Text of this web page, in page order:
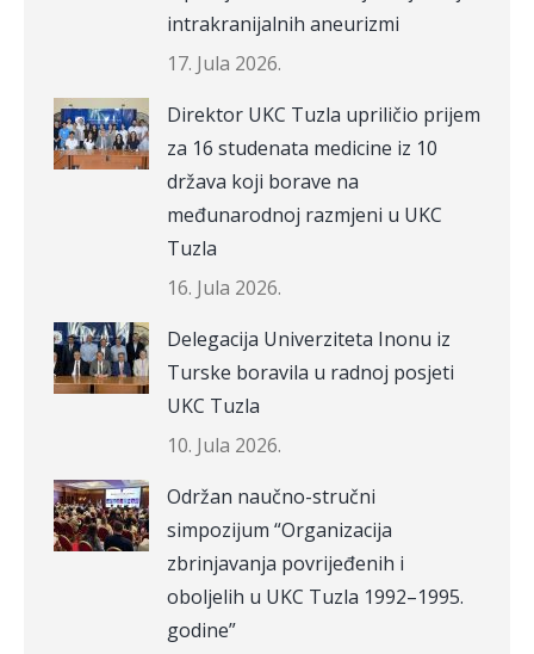
intrakranijalnih aneurizmi
17. Jula 2026.
Direktor UKC Tuzla upriličio prijem
za 16 studenata medicine iz 10
država koji borave na
međunarodnoj razmjeni u UKC
Tuzla
16. Jula 2026.
Delegacija Univerziteta Inonu iz
Turske boravila u radnoj posjeti
UKC Tuzla
10. Jula 2026.
Održan naučno-stručni
simpozijum “Organizacija
zbrinjavanja povrijeđenih i
oboljelih u UKC Tuzla 1992–1995.
godine”